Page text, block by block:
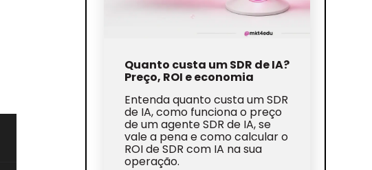
Quanto custa um SDR de IA?
Preço, ROI e economia
Entenda quanto custa um SDR
de IA, como funciona o preço
de um agente SDR de IA, se
vale a pena e como calcular o
ROI de SDR com IA na sua
operação.